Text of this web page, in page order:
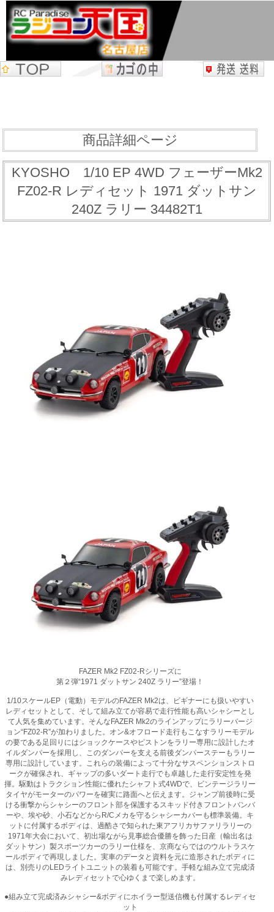
商品詳細ページ
KYOSHO 1/10 EP 4WD フェーザーMk2
FZ02-R レディセット 1971 ダットサン
240Z ラリー 34482T1
FAZER Mk2 FZ02-Rシリーズに
第２弾“1971 ダットサン 240Z ラリー”登場！
1/10スケールEP（電動）モデルのFAZER Mk2は、ビギナーにも扱いやすい
レディセットとして、そして組み立てが容易で走行性能も高いシャシーとし
て人気を集めています。そんなFAZER Mk2のラインアップにラリーバージ
ョン“FZ02-R”が加わりました。オン&オフロード走行もこなすラリーモデル
の要である足回りにはショックケースやピストンをラリー専用に設計したオ
イルダンパーを採用し、このダンパーを支える前後ダンパーステーもラリー
専用に設計しています。これらの装備によって十分なサスペンションストロ
ークが確保され、ギャップの多いダート走行でも卓越した走行安定性を発
揮。駆動はトラクション性能に優れたシャフト式4WDで、ビンテージラリー
タイヤがモーターのパワーを確実に路面へと伝えます。ジャンプ前後時に受
ける衝撃からシャシーのフロント部を保護するスキッド付きフロントバンバ
ーや、埃や砂、小石などからR/Cメカを守るシャシーカバーも標準装備。キ
ットに付属するボディは、過酷さで知られた東アフリカサファリラリーの
1971年大会において、初出場ながら見事総合優勝を飾った日産（輸出名は
ダットサン）製スポーツカーのラリー仕様を、京商ならではのウルトラスケ
ールボディで再現しました。実車のデータと資料を元に造形されたボディに
は、別売りのLEDライトユニットの装着も可能です。手軽な組み立て完成済
みレディセットで心ゆくまで楽しめます。
●組み立て完成済みシャシー&ボディにホイラー型送信機も付属するレディセ
ット